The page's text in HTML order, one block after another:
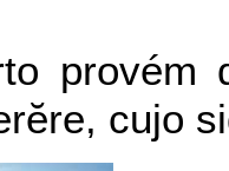
provém
cujo